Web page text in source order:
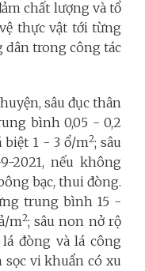
chất lượng và tổ
thực vật tới từng
dân trong công tác
sâu đục thân
bình 0,05 - 0,2
biệt 1 - 3 ổ/m2; sâu
2021, nếu không
bạc, thui đòng.
trung bình 15 -
m2; sâu non nở rộ
đòng và lá công
sọc vi khuẩn có xu